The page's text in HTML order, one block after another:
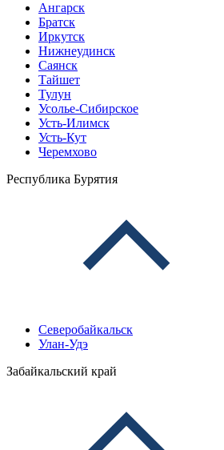
Ангарск
Братск
Иркутск
Нижнеудинск
Саянск
Тайшет
Тулун
Усолье-Сибирское
Усть-Илимск
Усть-Кут
Черемхово
Республика Бурятия
Северобайкальск
Улан-Удэ
Забайкальский край